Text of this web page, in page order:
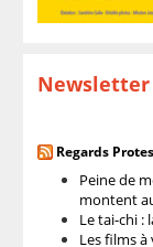
Newsletter
Regards
Peine de
montent
Le tai-chi
Les films